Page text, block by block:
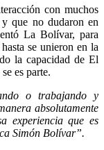
con muchos
que no dudaron en
La Bolívar, para
se unieron en la
la capacidad de El
es parte.
o trabajando y
absolutamente
experiencia que es
Simón Bolívar”.